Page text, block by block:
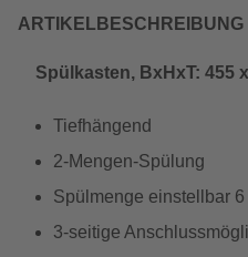
ARTIKELBESCHREIBUNG
Spülkasten, BxHxT: 455
Tiefhängend
2-Mengen-Spülung
Spülmenge einstellbar
3-seitige